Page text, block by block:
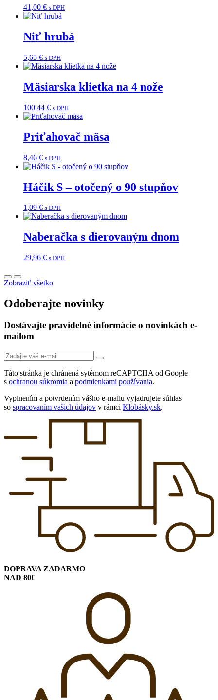
41,00 € s DPH
Niť hrubá
5,65 € s DPH
Mäsiarska klietka na 4 nože
100,44 € s DPH
Priťahovač mäsa
8,46 € s DPH
Háčik S – otočený o 90 stupňov
1,09 € s DPH
Naberačka s dierovaným dnom
29,96 € s DPH
Zobraziť všetko
Odoberajte novinky
Dostávajte pravidelné informácie o novinkách e-
mailom
Táto stránka je chránená sytémom reCAPTCHA od Google
s ochranou súkromia a podmienkami používania.
Vyplnením a potvrdením vášho e-mailu vyjadrujete súhlas
so spracovaním vašich údajov v rámci Klobásky.sk.
DOPRAVA ZADARMO
NAD 80€